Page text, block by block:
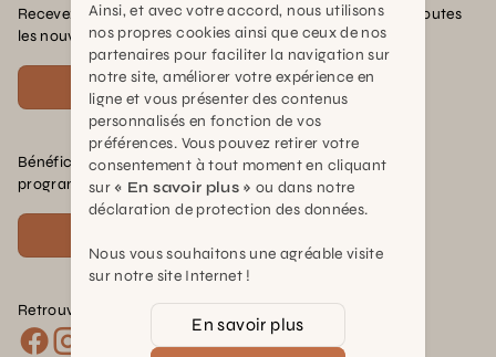
Recevez nos offres exclusives, nos conseils pratiques et toutes
les nouvelles Schilliger
S'inscrire
Bénéficiez de nombreux avantages en rejoignant notre
programme de fidélité.
Retrouvez nous sur les réseaux :
Ainsi, et avec votre accord, nous utilisons
nos propres cookies ainsi que ceux de nos
partenaires pour faciliter la navigation sur
notre site, améliorer votre expérience en
ligne et vous présenter des contenus
personnalisés en fonction de vos
préférences. Vous pouvez retirer votre
consentement à tout moment en cliquant
sur « En savoir plus » ou dans notre
déclaration de protection des données.
Nous vous souhaitons une agréable visite
sur notre site Internet !
En savoir plus